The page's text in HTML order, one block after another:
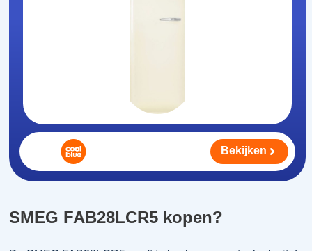
SMEG FAB28LCR5 kopen?
Bekijken